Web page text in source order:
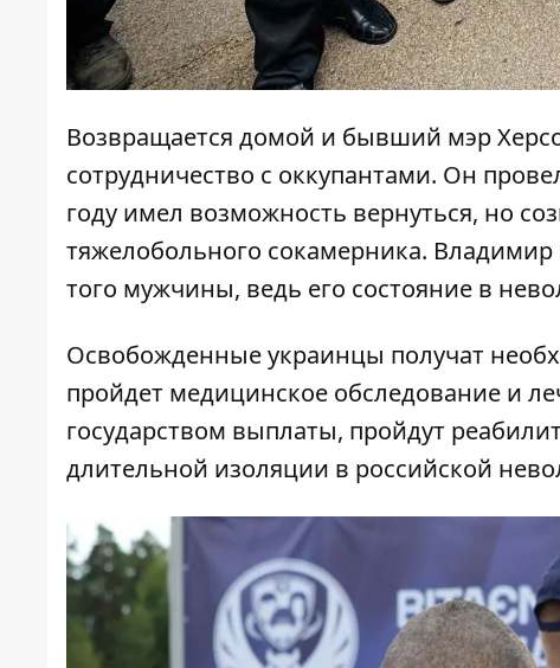
Возвращается домой и бывший мэр
сотрудничество с оккупантами. Он
году имел возможность вернуться, но
тяжелобольного сокамерника.
того мужчины, ведь его состояние в
Освобожденные украинцы получат
пройдет медицинское обследование и
государством выплаты, пройдут
длительной изоляции в российской